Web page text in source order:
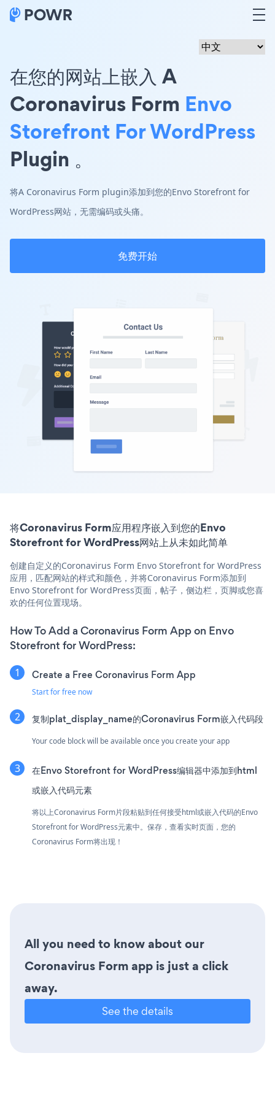
在您的网站上嵌入 A
Coronavirus Form Envo
Storefront For WordPress
Plugin 。
将A Coronavirus Form plugin添加到您的Envo Storefront for
WordPress网站，无需编码或头痛。
免费开始
将Coronavirus Form应用程序嵌入到您的Envo
Storefront for WordPress网站上从未如此简单
创建自定义的Coronavirus Form Envo Storefront for WordPress
应用，匹配网站的样式和颜色，并将Coronavirus Form添加到
Envo Storefront for WordPress页面，帖子，侧边栏，页脚或您喜
欢的任何位置现场。
How To Add a Coronavirus Form App on Envo
Storefront for WordPress:
Create a Free Coronavirus Form App
Start for free now
复制plat_display_name的Coronavirus Form嵌入代码段
Your code block will be available once you create your app
在Envo Storefront for WordPress编辑器中添加到html
或嵌入代码元素
将以上Coronavirus Form片段粘贴到任何接受html或嵌入代码的Envo
Storefront for WordPress元素中。保存，查看实时页面，您的
Coronavirus Form将出现！
All you need to know about our
Coronavirus Form app is just a click
away.
See the details